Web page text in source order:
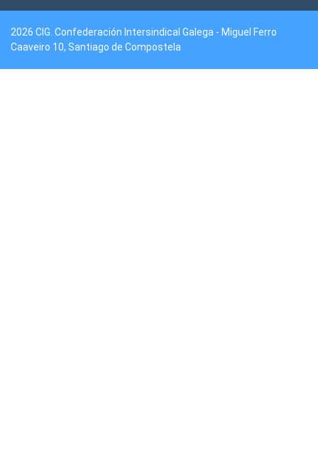
2026 CIG. Confederación Intersindical Galega - Miguel Ferro
Caaveiro 10, Santiago de Compostela